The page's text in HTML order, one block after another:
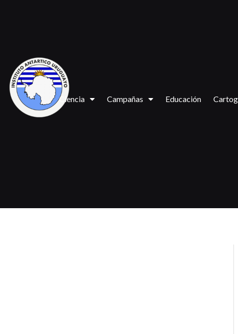
Ciencia Campañas Educación